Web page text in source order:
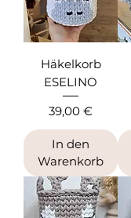
Häkelkorb
ESELINO
Preis
39,00 €
In den
Warenkorb